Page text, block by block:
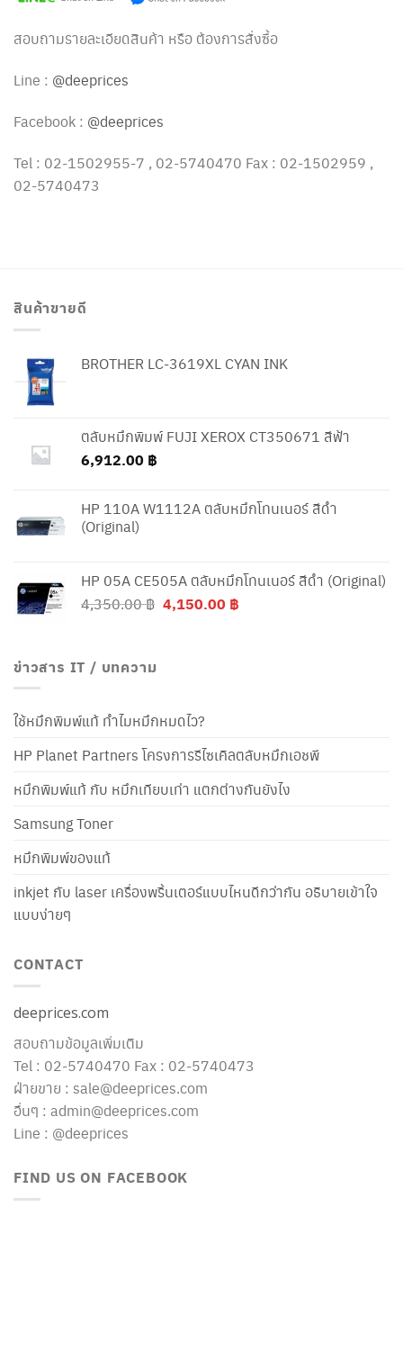
สอบถามรายละเอียดสินค้า หรือ ต้องการสั่งซื้อ
Line : @deeprices
Facebook : @deeprices
Tel : 02-1502955-7 , 02-5740470 Fax : 02-1502959 ,
02-5740473
สินค้าขายดี
BROTHER LC-3619XL CYAN INK
ตลับหมึกพิมพ์ FUJI XEROX CT350671 สีฟ้า
6,912.00 ฿
HP 110A W1112A ตลับหมึกโทนเนอร์ สีดำ
(Original)
HP 05A CE505A ตลับหมึกโทนเนอร์ สีดำ (Original)
4,350.00฿ Original
4,150.00 ฿Current
ข่าวสาร IT / บทความ
ใช้หมึกพิมพ์แท้ ทำไมหมึกหมดไว?
HP Planet Partners โครงการรีไซเคิลตลับหมึกเอชพี
หมึกพิมพ์แท้ กับ หมึกเทียบเท่า แตกต่างกันยังไง
Samsung Toner
หมึกพิมพ์ของแท้
inkjet กับ laser เครื่องพริ้นเตอร์แบบไหนดีกว่ากัน อธิบายเข้าใจ
แบบง่ายๆ
CONTACT
deeprices.com
สอบถามข้อมูลเพิ่มเติม
Tel : 02-5740470 Fax : 02-5740473
ฝ่ายขาย : sale@deeprices.com
อื่นๆ : admin@deeprices.com
Line : @deeprices
FIND US ON FACEBOOK